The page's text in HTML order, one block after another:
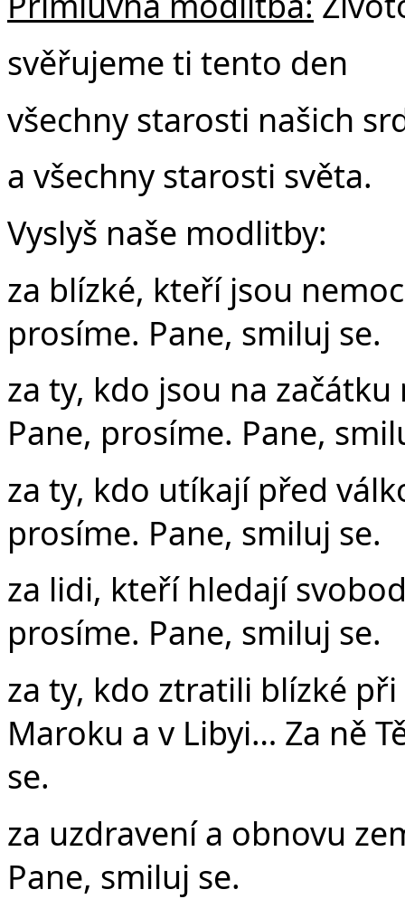
svěřujeme ti tento den
všechny starosti našich
a všechny starosti světa.
Vyslyš naše modlitby:
za blízké, kteří jsou
prosíme. Pane, smiluj se.
za ty, kdo jsou na
Pane, prosíme. Pane,
za ty, kdo utíkají před
prosíme. Pane, smiluj se.
za lidi, kteří hledají
prosíme. Pane, smiluj se.
za ty, kdo ztratili blízké
Maroku a v Libyi… Za ně
se.
za uzdravení a obnovu
Pane, smiluj se.